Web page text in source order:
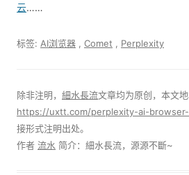
云……
标签: AI浏览器 Comet Perplexity
除非注明， 細水長流文章均为原创，本文
https://uxtt.com/perplexity-ai-
接形式注明出处。
作者 流水 简介：細水長流，源源不斷~